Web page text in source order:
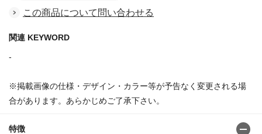
この商品について問い合わせる
関連 KEYWORD
-
※掲載画像の仕様・デザイン・カラー等が予告なく変更される場
合があります。あらかじめご了承下さい。
特徴